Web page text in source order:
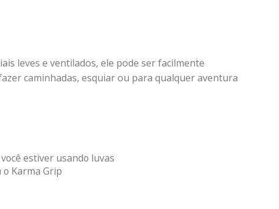
leves e ventilados, ele pode ser facilmente
caminhadas, esquiar ou para qualquer aventura
estiver usando luvas
Karma Grip